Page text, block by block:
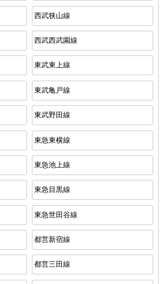
西武狭山線
西武西武園線
東武東上線
東武亀戸線
東武野田線
東急東横線
東急池上線
東急目黒線
東急世田谷線
都営新宿線
都営三田線